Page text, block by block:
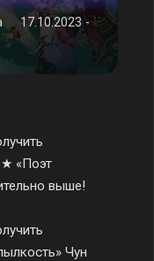
17.10.2023 -
«Поэт
выше!
Чун